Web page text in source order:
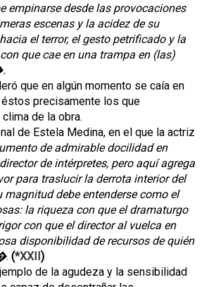
empinarse desde las provocaciones
escenas y la acidez de su
el terror, el gesto petrificado y la
que cae en una trampa en (las)
que en algún momento se caía en
precisamente los que
de la obra.
de Estela Medina, en el que la actriz
de admirable docilidad en
de intérpretes, pero aquí agrega
para traslucir la derrota interior del
magnitud debe entenderse como el
la riqueza con que el dramaturgo
con que el director al vuelca en
disponibilidad de recursos de quién
. (*XXII)
de la agudeza y la sensibilidad